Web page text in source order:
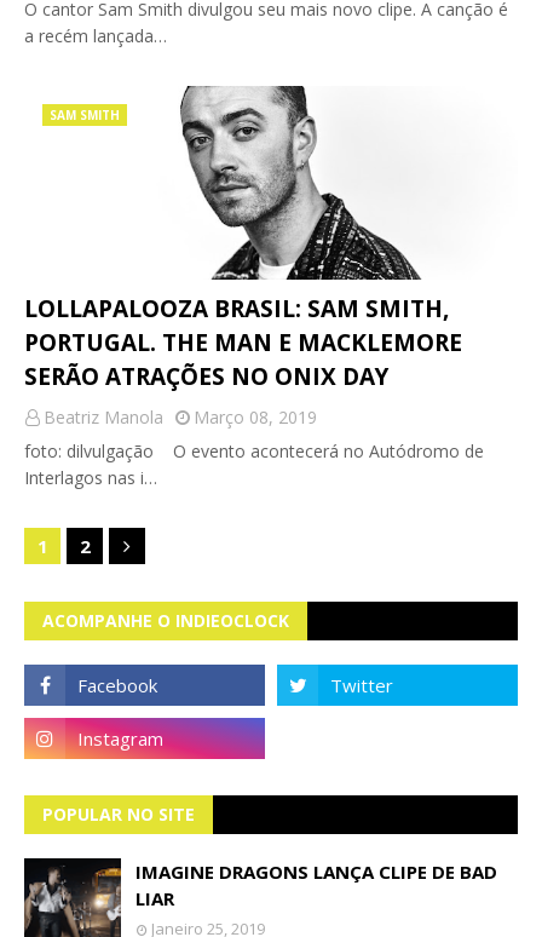
O cantor Sam Smith divulgou seu mais novo clipe. A canção é
a recém lançada…
SAM SMITH
LOLLAPALOOZA BRASIL: SAM SMITH,
PORTUGAL. THE MAN E MACKLEMORE
SERÃO ATRAÇÕES NO ONIX DAY
Beatriz Manola
Março 08, 2019
foto: dilvulgação O evento acontecerá no Autódromo de
Interlagos nas i…
1 2
ACOMPANHE O INDIEOCLOCK
POPULAR NO SITE
IMAGINE DRAGONS LANÇA CLIPE DE BAD
LIAR
Janeiro 25, 2019